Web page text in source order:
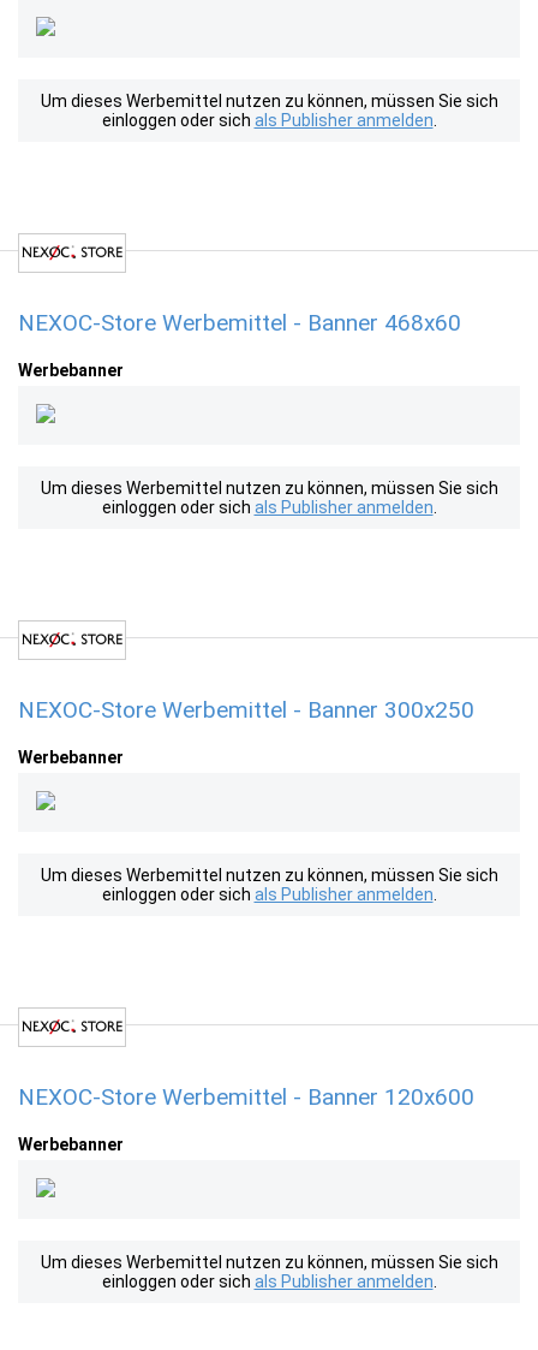
Um dieses Werbemittel nutzen zu können, müssen Sie sich
einloggen oder sich als Publisher anmelden
NEXOC-Store Werbemittel - Banner 468x60
Werbebanner
Um dieses Werbemittel nutzen zu können, müssen Sie sich
einloggen oder sich als Publisher anmelden
NEXOC-Store Werbemittel - Banner 300x250
Werbebanner
Um dieses Werbemittel nutzen zu können, müssen Sie sich
einloggen oder sich als Publisher anmelden
NEXOC-Store Werbemittel - Banner 120x600
Werbebanner
Um dieses Werbemittel nutzen zu können, müssen Sie sich
einloggen oder sich als Publisher anmelden